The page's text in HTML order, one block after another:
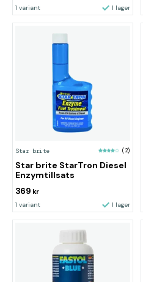
1 variant I lager
Star brite (2)
Star brite StarTron Diesel
Enzymtillsats
369 kr
1 variant I lager